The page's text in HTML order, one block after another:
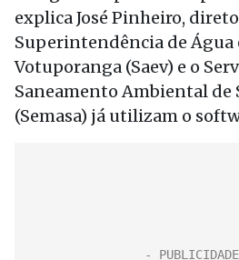
explica José Pinheiro,
Superintendência de Água
Votuporanga (Saev) e o
Saneamento Ambiental de
(Semasa) já utilizam o